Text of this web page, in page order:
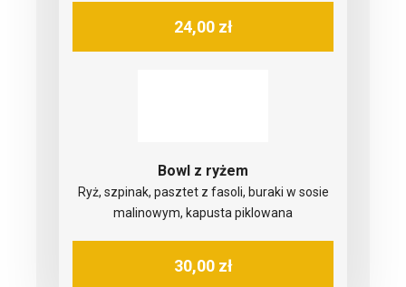
24,00 zł
Bowl z ryżem
Ryż, szpinak, pasztet z fasoli, buraki w sosie
malinowym, kapusta piklowana
30,00 zł